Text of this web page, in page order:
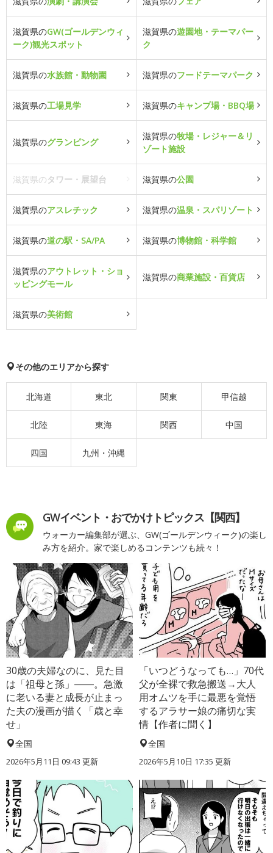
滋賀県のGW(ゴールデンウィ
ーク)観光スポット
滋賀県の遊園地・テーマパー
ク
滋賀県の水族館・動物園 滋賀県のフードテーマパーク
滋賀県の工場見学 滋賀県のキャンプ場・BBQ場
滋賀県のグランピング
滋賀県の牧場・レジャー＆リ
ゾート施設
滋賀県のタワー・展望台 滋賀県の公園
滋賀県のアスレチック 滋賀県の温泉・スパリゾート
滋賀県の道の駅・SA/PA 滋賀県の博物館・科学館
滋賀県のアウトレット・ショ
ッピングモール
滋賀県の商業施設・百貨店
滋賀県の美術館
その他のエリアから探す
北海道 東北 関東 甲信越
北陸 東海 関西 中国
四国 九州・沖縄
GWイベント・おでかけトピックス【関西】
ウォーカー編集部が選ぶ、GW(ゴールデンウィーク)の楽し
み方を紹介。家で楽しめるコンテンツも続々！
30歳の夫婦なのに、見た目
は「祖母と孫」――。急激
に老いる妻と成長が止まっ
た夫の漫画が描く「歳と幸
せ」
全国
2026年5月11日 09:43 更新
「いつどうなっても…」70代
父が全裸で救急搬送→大人
用オムツを手に最悪を覚悟
するアラサー娘の痛切な実
情【作者に聞く】
全国
2026年5月10日 17:35 更新